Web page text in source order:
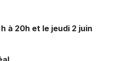
à 20h et le jeudi 2 juin